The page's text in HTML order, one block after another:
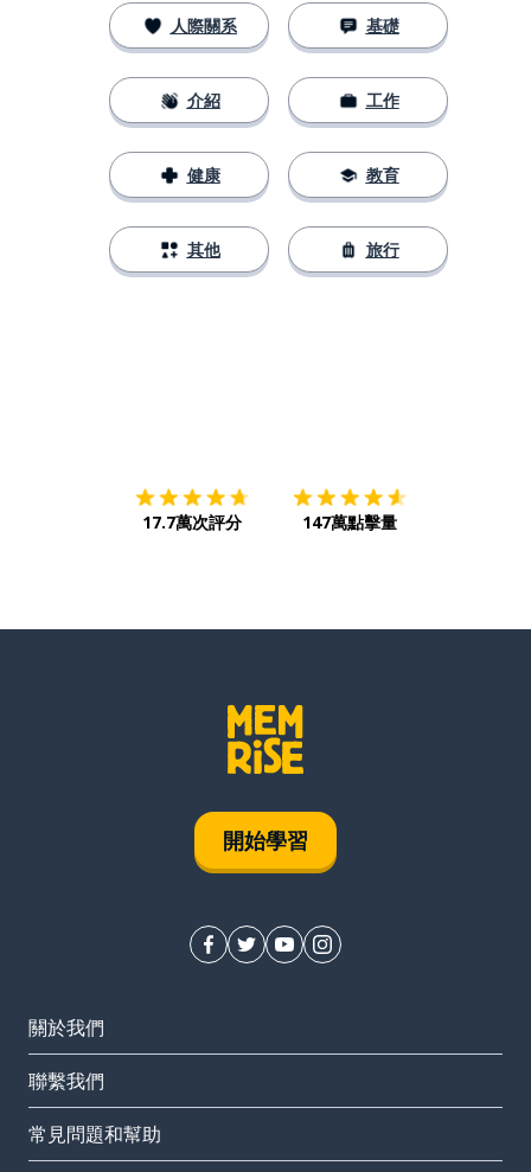
人際關系
介紹
健康
其他
基礎
工作
教育
旅行
17.7萬次評分 147萬點擊量
開始學習
關於我們
聯繫我們
常見問題和幫助